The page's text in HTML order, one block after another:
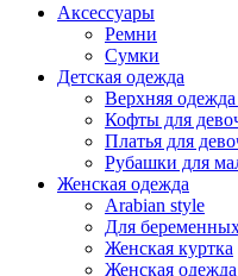
Аксессуары
Ремни
Сумки
Детская одежда
Верхняя
Кофты для
Платья для
Рубашки для
Женская одежда
Arabian style
Для
Женская куртка
Женская